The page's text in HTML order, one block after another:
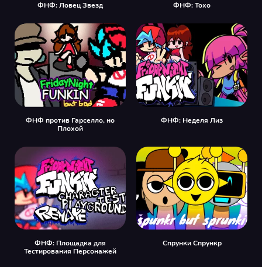
ФНФ: Ловец Звезд ФНФ: Тохо
ФНФ против Гарселло, но
Плохой
ФНФ: Неделя Лиз
ФНФ: Площадка для
Тестирования Персонажей
Спрунки Спрункр